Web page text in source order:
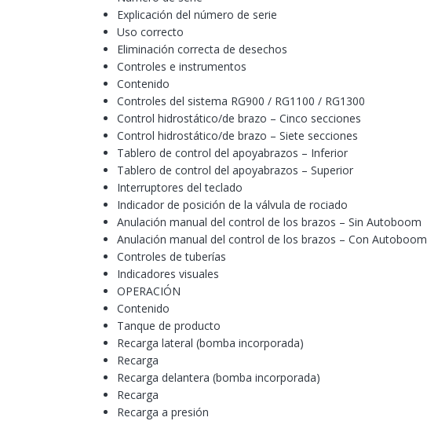
Explicación del número de serie
Uso correcto
Eliminación correcta de desechos
Controles e instrumentos
Contenido
Controles del sistema RG900 / RG1100 / RG1300
Control hidrostático/de brazo – Cinco secciones
Control hidrostático/de brazo – Siete secciones
Tablero de control del apoyabrazos – Inferior
Tablero de control del apoyabrazos – Superior
Interruptores del teclado
Indicador de posición de la válvula de rociado
Anulación manual del control de los brazos – Sin Autoboom
Anulación manual del control de los brazos – Con Autoboom
Controles de tuberías
Indicadores visuales
OPERACIÓN
Contenido
Tanque de producto
Recarga lateral (bomba incorporada)
Recarga
Recarga delantera (bomba incorporada)
Recarga
Recarga a presión